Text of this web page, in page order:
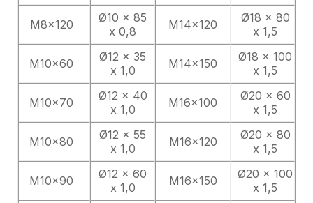
M8x120
Ø10 x 85
x 0,8
M14x120
Ø18 x 80
x 1,5
M10x60
Ø12 x 35
x 1,0
M14x150
Ø18 x 100
x 1,5
M10x70
Ø12 x 40
x 1,0
M16x100
Ø20 x 60
x 1,5
M10x80
Ø12 x 55
x 1,0
M16x120
Ø20 x 80
x 1,5
M10x90
Ø12 x 60
x 1,0
M16x150
Ø20 x 100
x 1,5